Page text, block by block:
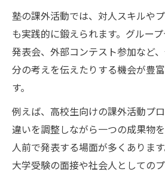
塾の課外活動では、対人スキルや
も実践的に鍛えられます。グルー
発表会、外部コンテスト参加など
分の考えを伝えたりする機会が豊
す。
例えば、高校生向けの課外活動プ
違いを調整しながら一つの成果物
人前で発表する場面が多くあります
大学受験の面接や社会人としての